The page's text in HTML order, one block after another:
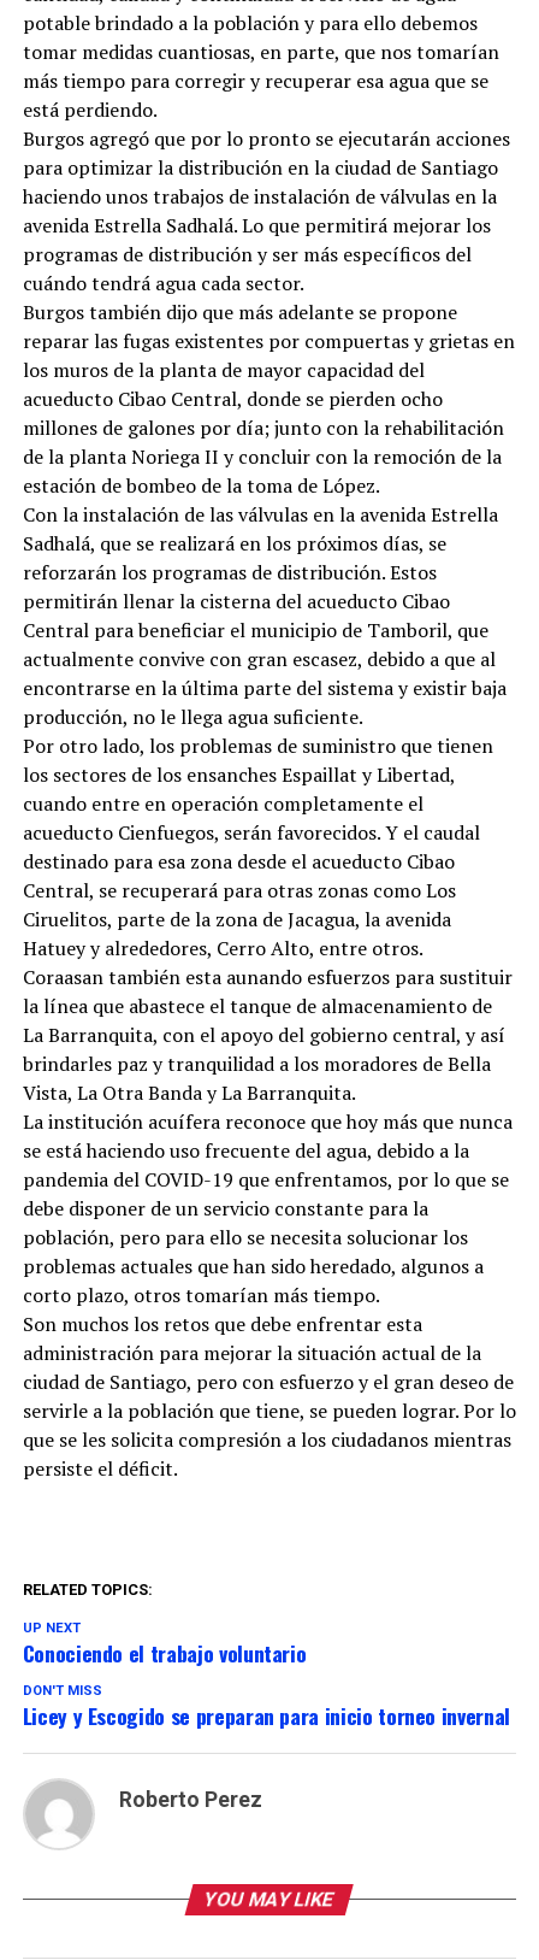
potable brindado a la población y para ello debemos
tomar medidas cuantiosas, en parte, que nos tomarían
más tiempo para corregir y recuperar esa agua que se
está perdiendo.
Burgos agregó que por lo pronto se ejecutarán acciones
para optimizar la distribución en la ciudad de Santiago
haciendo unos trabajos de instalación de válvulas en la
avenida Estrella Sadhalá. Lo que permitirá mejorar los
programas de distribución y ser más específicos del
cuándo tendrá agua cada sector.
Burgos también dijo que más adelante se propone
reparar las fugas existentes por compuertas y grietas en
los muros de la planta de mayor capacidad del
acueducto Cibao Central, donde se pierden ocho
millones de galones por día; junto con la rehabilitación
de la planta Noriega II y concluir con la remoción de la
estación de bombeo de la toma de López.
Con la instalación de las válvulas en la avenida Estrella
Sadhalá, que se realizará en los próximos días, se
reforzarán los programas de distribución. Estos
permitirán llenar la cisterna del acueducto Cibao
Central para beneficiar el municipio de Tamboril, que
actualmente convive con gran escasez, debido a que al
encontrarse en la última parte del sistema y existir baja
producción, no le llega agua suficiente.
Por otro lado, los problemas de suministro que tienen
los sectores de los ensanches Espaillat y Libertad,
cuando entre en operación completamente el
acueducto Cienfuegos, serán favorecidos. Y el caudal
destinado para esa zona desde el acueducto Cibao
Central, se recuperará para otras zonas como Los
Ciruelitos, parte de la zona de Jacagua, la avenida
Hatuey y alrededores, Cerro Alto, entre otros.
Coraasan también esta aunando esfuerzos para sustituir
la línea que abastece el tanque de almacenamiento de
La Barranquita, con el apoyo del gobierno central, y así
brindarles paz y tranquilidad a los moradores de Bella
Vista, La Otra Banda y La Barranquita.
La institución acuífera reconoce que hoy más que nunca
se está haciendo uso frecuente del agua, debido a la
pandemia del COVID-19 que enfrentamos, por lo que se
debe disponer de un servicio constante para la
población, pero para ello se necesita solucionar los
problemas actuales que han sido heredado, algunos a
corto plazo, otros tomarían más tiempo.
Son muchos los retos que debe enfrentar esta
administración para mejorar la situación actual de la
ciudad de Santiago, pero con esfuerzo y el gran deseo de
servirle a la población que tiene, se pueden lograr. Por lo
que se les solicita compresión a los ciudadanos mientras
persiste el déficit.
RELATED TOPICS:
UP NEXT
Conociendo el trabajo voluntario
DON'T MISS
Licey y Escogido se preparan para inicio torneo invernal
Roberto Perez
YOU MAY LIKE